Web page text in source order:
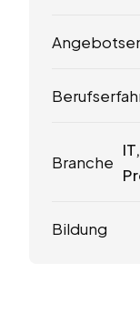
Branche
Bildung